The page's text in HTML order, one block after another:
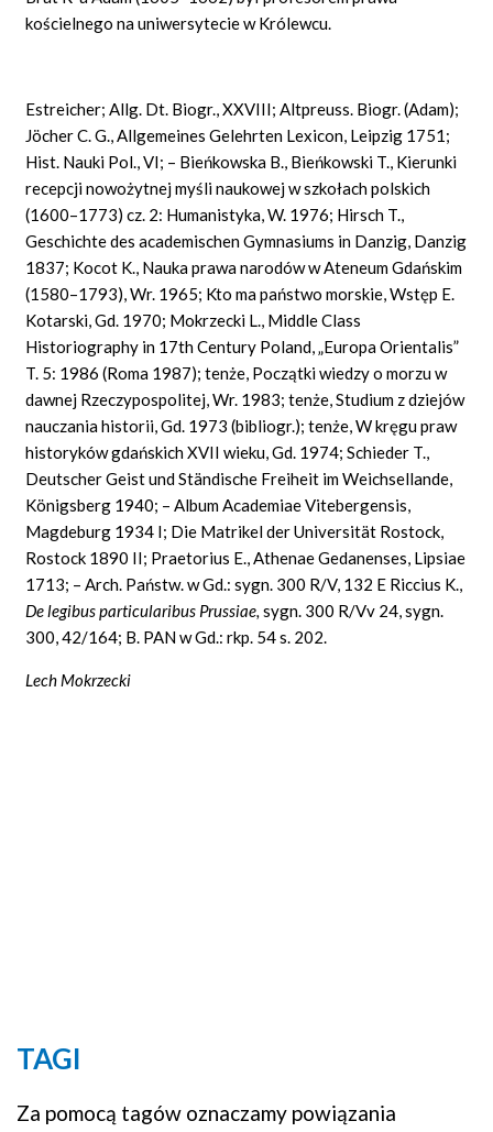
kościelnego na uniwersytecie w Królewcu.
Estreicher; Allg. Dt. Biogr., XXVIII; Altpreuss. Biogr. (Adam);
Jöcher C. G., Allgemeines Gelehrten Lexicon, Leipzig 1751;
Hist. Nauki Pol., VI; – Bieńkowska B., Bieńkowski T., Kierunki
recepcji nowożytnej myśli naukowej w szkołach polskich
(1600–1773) cz. 2: Humanistyka, W. 1976; Hirsch T.,
Geschichte des academischen Gymnasiums in Danzig, Danzig
1837; Kocot K., Nauka prawa narodów w Ateneum Gdańskim
(1580–1793), Wr. 1965; Kto ma państwo morskie, Wstęp E.
Kotarski, Gd. 1970; Mokrzecki L., Middle Class
Historiography in 17th Century Poland, „Europa Orientalis”
T. 5: 1986 (Roma 1987); tenże, Początki wiedzy o morzu w
dawnej Rzeczypospolitej, Wr. 1983; tenże, Studium z dziejów
nauczania historii, Gd. 1973 (bibliogr.); tenże, W kręgu praw
historyków gdańskich XVII wieku, Gd. 1974;Schieder T.,
Deutscher Geist und Ständische Freiheit im Weichsellande,
Königsberg 1940; – Album Academiae Vitebergensis,
Magdeburg 1934 I; Die Matrikel der Universität Rostock,
Rostock 1890 II; Praetorius E., Athenae Gedanenses, Lipsiae
1713; – Arch. Państw. w Gd.: sygn. 300 R/V, 132 E Riccius K.,
De legibus particularibus Prussiae,sygn. 300 R/Vv 24, sygn.
300, 42/164; B. PAN w Gd.: rkp. 54 s. 202.
Lech Mokrzecki
TAGI
Za pomocą tagów oznaczamy powiązania